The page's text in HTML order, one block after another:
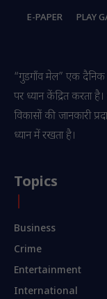
E-PAPER PLAY
“गुडगाँव मेल” एक दैनिक
पर ध्यान केंद्रित करता
विकासों की जानकारी
ध्यान में रखता है।
Topics
Business
Crime
Entertainment
International